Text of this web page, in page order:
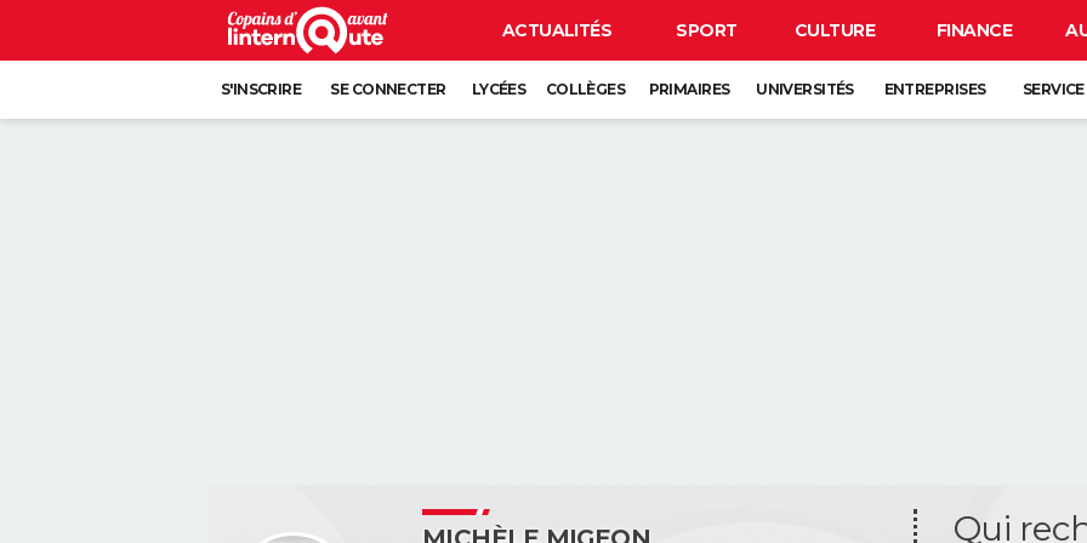
ACTUALITÉS SPORT CULTURE FINANCE
S'INSCRIRE SE CONNECTER LYCÉES COLLÈGES PRIMAIRES UNIVERSITÉS ENTREPRISES
Qui